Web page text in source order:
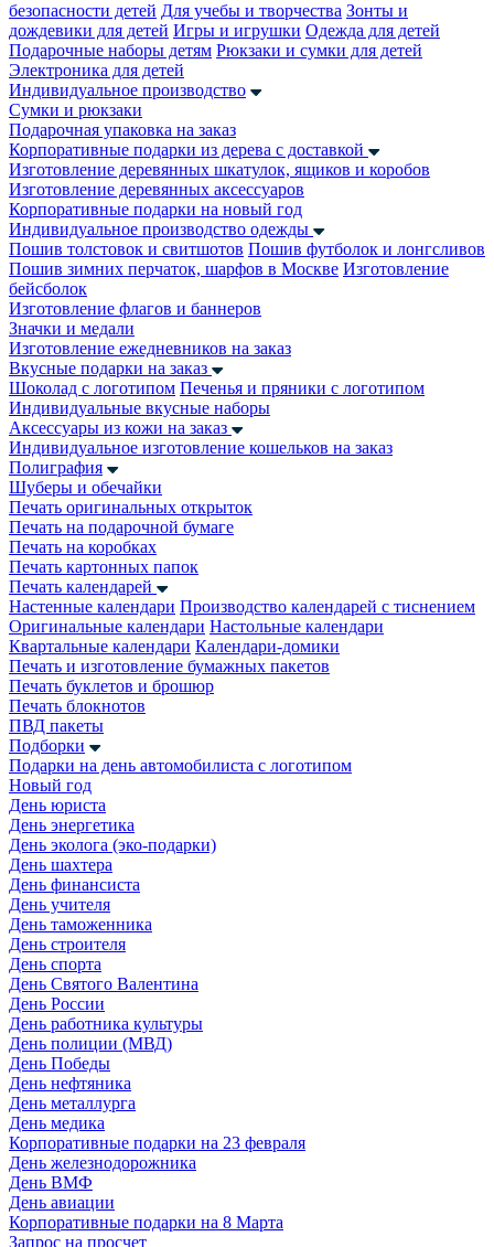
безопасности детей Для учебы и творчества Зонты и
дождевики для детей Игры и игрушки Одежда для детей
Подарочные наборы детям Рюкзаки и сумки для детей
Электроника для детей
Индивидуальное производство
Сумки и рюкзаки
Подарочная упаковка на заказ
Корпоративные подарки из дерева с доставкой
Изготовление деревянных шкатулок, ящиков и коробов
Изготовление деревянных аксессуаров
Корпоративные подарки на новый год
Индивидуальное производство одежды
Пошив толстовок и свитшотов Пошив футболок и лонгсливов
Пошив зимних перчаток, шарфов в Москве Изготовление
бейсболок
Изготовление флагов и баннеров
Значки и медали
Изготовление ежедневников на заказ
Вкусные подарки на заказ
Шоколад с логотипом Печенья и пряники с логотипом
Индивидуальные вкусные наборы
Аксессуары из кожи на заказ
Индивидуальное изготовление кошельков на заказ
Полиграфия
Шуберы и обечайки
Печать оригинальных открыток
Печать на подарочной бумаге
Печать на коробках
Печать картонных папок
Печать календарей
Настенные календари Производство календарей с тиснением
Оригинальные календари Настольные календари
Квартальные календари Календари-домики
Печать и изготовление бумажных пакетов
Печать буклетов и брошюр
Печать блокнотов
ПВД пакеты
Подборки
Подарки на день автомобилиста с логотипом
Новый год
День юриста
День энергетика
День эколога (эко-подарки)
День шахтера
День финансиста
День учителя
День таможенника
День строителя
День спорта
День Святого Валентина
День России
День работника культуры
День полиции (МВД)
День Победы
День нефтяника
День металлурга
День медика
Корпоративные подарки на 23 февраля
День железнодорожника
День ВМФ
День авиации
Корпоративные подарки на 8 Марта
Запрос на просчет